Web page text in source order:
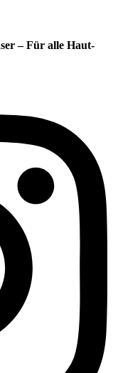
– Für alle Haut-